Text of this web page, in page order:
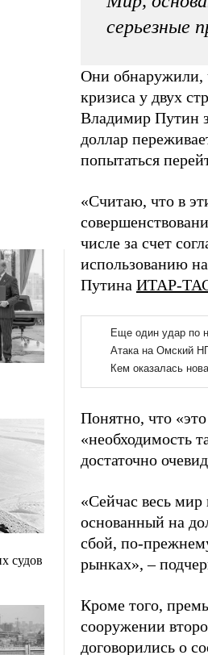
судов
серьезные
Они обнаружили,
кризиса у двух
Владимир Путин
доллар
попытаться
«Считаю, что в
числе за счет
использованию
Путина ИТАР-
Понятно, что
«необходимость
достаточно
«Сейчас весь
основанный на
сбой, по-
рынках», –
Кроме того,
сооружении
договорились о